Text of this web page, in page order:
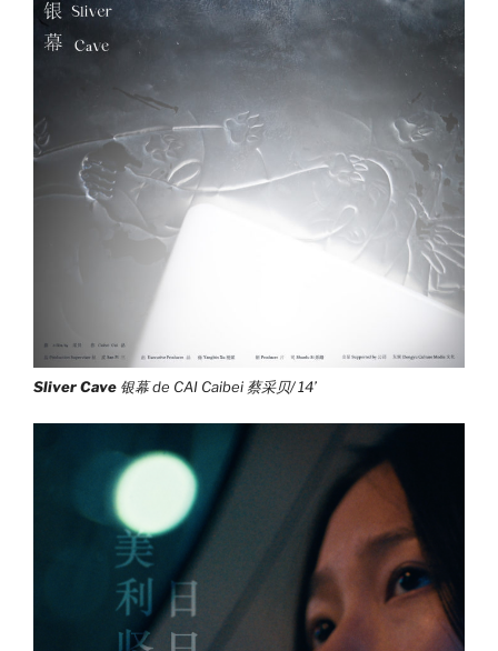
Sliver Cave 银幕 de CAI Caibei 蔡采贝/ 14’